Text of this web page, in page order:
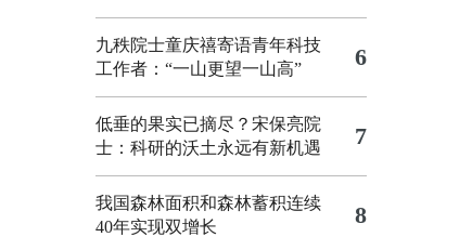
九秩院士童庆禧寄语青年科技
工作者：“一山更望一山高”
6
低垂的果实已摘尽？宋保亮院
士：科研的沃土永远有新机遇
7
我国森林面积和森林蓄积连续
40年实现双增长
8